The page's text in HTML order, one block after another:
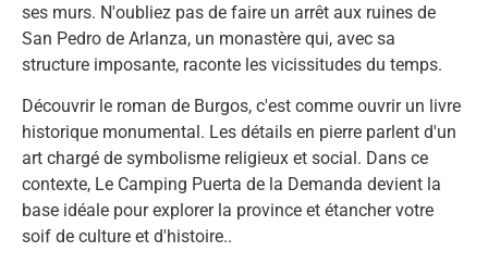
ses murs. N'oubliez pas de faire un arrêt aux ruines de
San Pedro de Arlanza, un monastère qui, avec sa
structure imposante, raconte les vicissitudes du temps.
Découvrir le roman de Burgos, c'est comme ouvrir un livre
historique monumental. Les détails en pierre parlent d'un
art chargé de symbolisme religieux et social. Dans ce
contexte, Le Camping Puerta de la Demanda devient la
base idéale pour explorer la province et étancher votre
soif de culture et d'histoire..